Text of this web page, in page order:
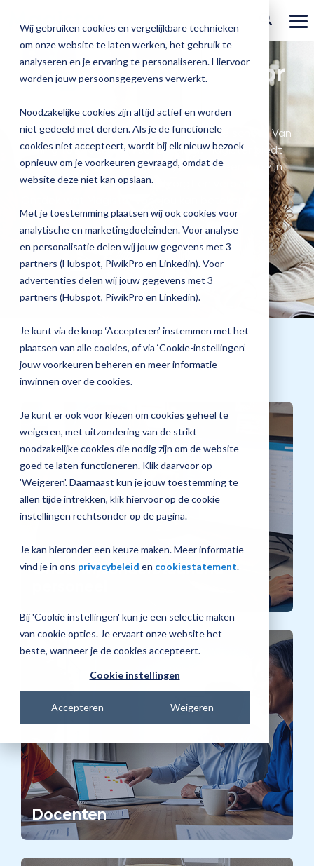
Wij gebruiken cookies en vergelijkbare technieken
om onze website te laten werken, het gebruik te
analyseren en je ervaring te personaliseren. Hiervoor
worden jouw persoonsgegevens verwerkt.
Noodzakelijke cookies zijn altijd actief en worden
niet gedeeld met derden. Als je de functionele
cookies niet accepteert, wordt bij elk nieuw bezoek
opnieuw om je voorkeuren gevraagd, omdat de
website deze niet kan opslaan.
Met je toestemming plaatsen wij ook cookies voor
analytische en marketingdoeleinden. Voor analyse
en personalisatie delen wij jouw gegevens met 3
partners (Hubspot, PiwikPro en Linkedin). Voor
advertenties delen wij jouw gegevens met 3
partners (Hubspot, PiwikPro en Linkedin).
Je kunt via de knop ‘Accepteren’ instemmen met het
plaatsen van alle cookies, of via ‘Cookie-instellingen’
jouw voorkeuren beheren en meer informatie
inwinnen over de cookies.
Je kunt er ook voor kiezen om cookies geheel te
weigeren, met uitzondering van de strikt
noodzakelijke cookies die nodig zijn om de website
goed te laten functioneren. Klik daarvoor op
'Weigeren'. Daarnaast kun je jouw toestemming te
allen tijde intrekken, klik hiervoor op de cookie
instellingen rechtsonder op de pagina.
Je kan hieronder een keuze maken. Meer informatie
vind je in ons privacybeleid en cookiestatement.
Bij 'Cookie instellingen' kun je een selectie maken
van cookie opties. Je ervaart onze website het
beste, wanneer je de cookies accepteert.
Cookie instellingen
Accepteren Weigeren
Onze
Magister MX
Aanmelden
& verzuim
Magister To do
Magister Join
Magister Inzicht
Magister Kluisjes
alle
oplossingen
hoe
jouw
school
vooruit
helpt?
Plan
een
afspraak
en
ontdek
de
Magister is
Docenten
Onderwijsondersteunend personeel
Leerlingen
Ouders
Onze
Check-up
Quickscan
Applicatiebeheer
Overstappen
Academy
Training op jouw school
Praktische informatie
Met
de
Check-
up
heb
jij
snel
inzicht
in
de
kwaliteit
van
een
check-
Over Magister
Actueel
Magister Journaal
Over ons
Werken bij Magister
Gebruikerspanel
Media & Pers
Magister is er ook voor
Magister is er voor iedereen in en om de school. Van
leerling tot docent en schoolleider. Magister biedt
een slimme digitale omgeving die iedereen - in zijn
eigen rol - ondersteunt, ontzorgt en verbindt.
Magister is er voor:
Onderwijsondersteunend
Docenten